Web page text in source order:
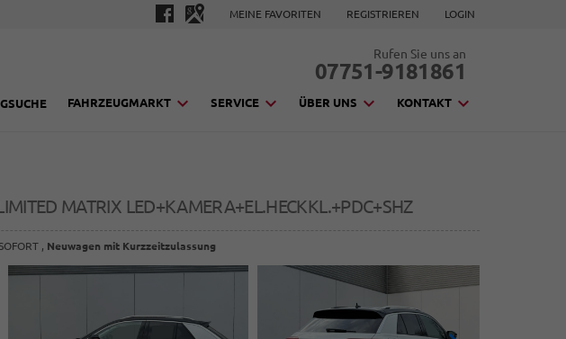
MEINE FAVORITEN REGISTRIEREN LOGIN
Rufen Sie uns an
07751-9181861
FAHRZEUGMARKT SERVICE ÜBER UNS KONTAKT
MATRIX LED+KAMERA+EL.HECKKL.+PDC+SHZ
, Neuwagen mit Kurzzeitzulassung